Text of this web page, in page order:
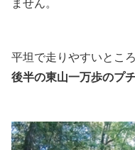
ません。
平坦で走りやすいとこ
後半の東山一万歩のプ